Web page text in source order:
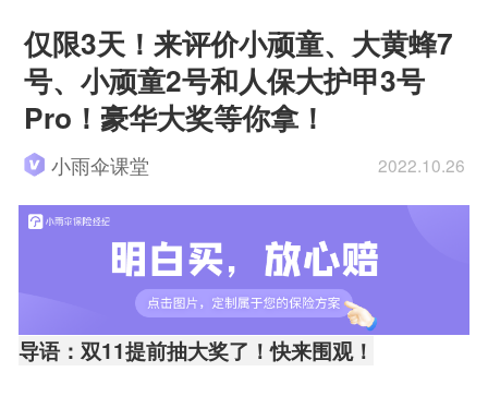
仅限3天！来评价小顽童、大黄蜂7
号、小顽童2号和人保大护甲3号
Pro！豪华大奖等你拿！
小雨伞课堂 2022.10.26
导语：双11提前抽大奖了！快来围观！